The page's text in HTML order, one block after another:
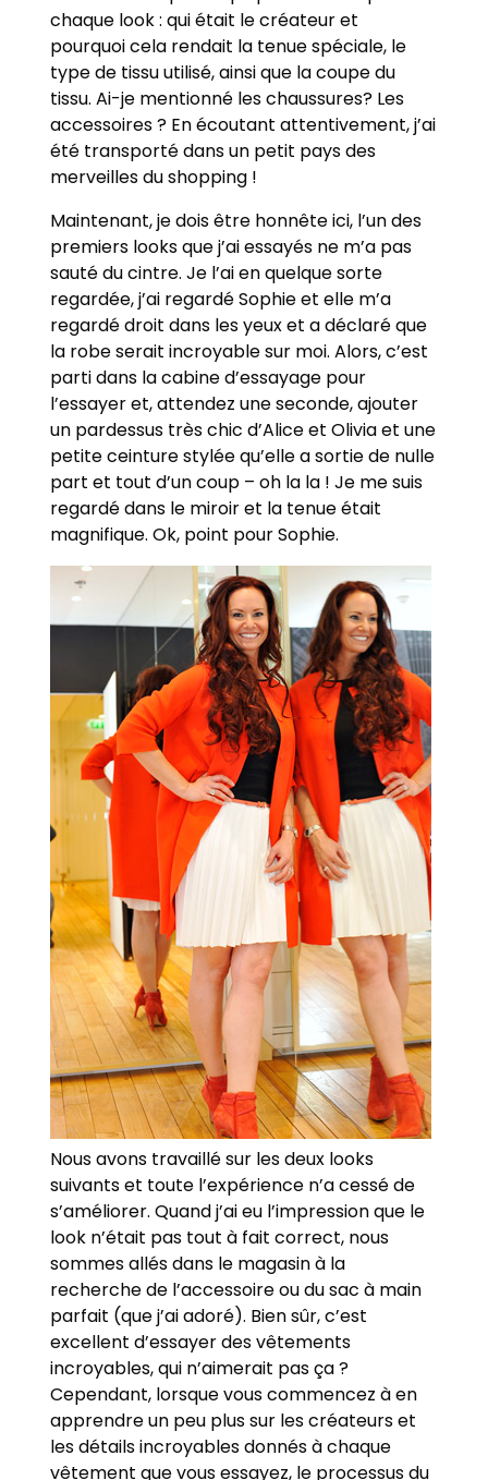
chaque look : qui était le créateur et
pourquoi cela rendait la tenue spéciale, le
type de tissu utilisé, ainsi que la coupe du
tissu. Ai-je mentionné les chaussures? Les
accessoires ? En écoutant attentivement, j’ai
été transporté dans un petit pays des
merveilles du shopping !
Maintenant, je dois être honnête ici, l’un des
premiers looks que j’ai essayés ne m’a pas
sauté du cintre. Je l’ai en quelque sorte
regardée, j’ai regardé Sophie et elle m’a
regardé droit dans les yeux et a déclaré que
la robe serait incroyable sur moi. Alors, c’est
parti dans la cabine d’essayage pour
l’essayer et, attendez une seconde, ajouter
un pardessus très chic d’Alice et Olivia et une
petite ceinture stylée qu’elle a sortie de nulle
part et tout d’un coup – oh la la ! Je me suis
regardé dans le miroir et la tenue était
magnifique. Ok, point pour Sophie.
Nous avons travaillé sur les deux looks
suivants et toute l’expérience n’a cessé de
s’améliorer. Quand j’ai eu l’impression que le
look n’était pas tout à fait correct, nous
sommes allés dans le magasin à la
recherche de l’accessoire ou du sac à main
parfait (que j’ai adoré). Bien sûr, c’est
excellent d’essayer des vêtements
incroyables, qui n’aimerait pas ça ?
Cependant, lorsque vous commencez à en
apprendre un peu plus sur les créateurs et
les détails incroyables donnés à chaque
vêtement que vous essayez, le processus du